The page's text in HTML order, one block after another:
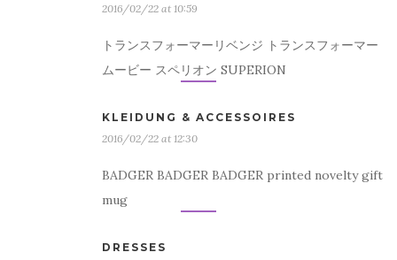
2016/02/22 at 10:59
トランスフォーマーリベンジ トランスフォーマー
ムービー スペリオン SUPERION
KLEIDUNG & ACCESSOIRES
2016/02/22 at 12:30
BADGER BADGER BADGER printed novelty gift
mug
DRESSES